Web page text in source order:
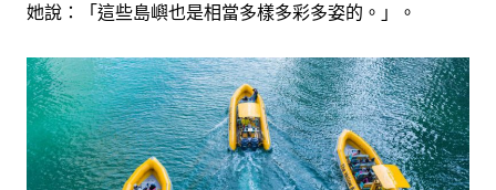
她說：「這些島嶼也是相當多樣多彩多姿的。」。